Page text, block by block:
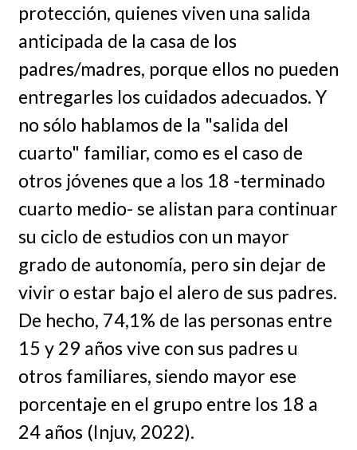
protección, quienes viven una salida
anticipada de la casa de los
padres/madres, porque ellos no pueden
entregarles los cuidados adecuados. Y
no sólo hablamos de la "salida del
cuarto" familiar, como es el caso de
otros jóvenes que a los 18 -terminado
cuarto medio- se alistan para continuar
su ciclo de estudios con un mayor
grado de autonomía, pero sin dejar de
vivir o estar bajo el alero de sus padres.
De hecho, 74,1% de las personas entre
15 y 29 años vive con sus padres u
otros familiares, siendo mayor ese
porcentaje en el grupo entre los 18 a
24 años (Injuv, 2022).